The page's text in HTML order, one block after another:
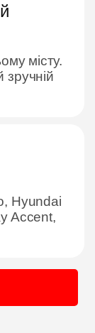
місту.
зручній
Hyundai
Accent,